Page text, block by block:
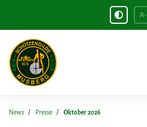
A-
News Presse Oktober 2026